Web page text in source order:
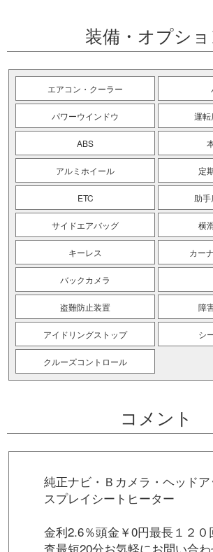
装備・オプシ
エアコン・クーラー
パワーウインドウ 運転
ABS
アルミホイール 定
ETC 助
サイドエアバッグ 横
キーレス カー
バックカメラ
盗難防止装置 障
アイドリングストップ シ
クルーズコントロール
コメント
純正ナビ・Ｂカメラ・ヘッドア
スプレイシートヒーター
金利2.6％頭金￥0円最長１２０
査最短20分お気軽にお問い合